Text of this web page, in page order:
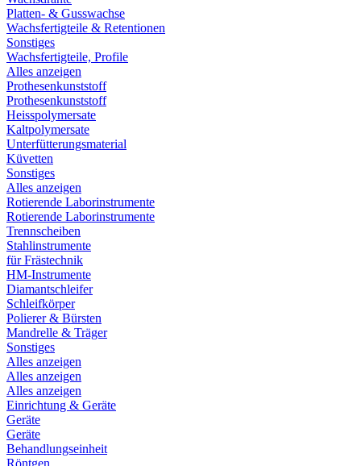
Platten- & Gusswachse
Wachsfertigteile & Retentionen
Sonstiges
Wachsfertigteile, Profile
Alles anzeigen
Prothesenkunststoff
Prothesenkunststoff
Heisspolymersate
Kaltpolymersate
Unterfütterungsmaterial
Küvetten
Sonstiges
Alles anzeigen
Rotierende Laborinstrumente
Rotierende Laborinstrumente
Trennscheiben
Stahlinstrumente
für Frästechnik
HM-Instrumente
Diamantschleifer
Schleifkörper
Polierer & Bürsten
Mandrelle & Träger
Sonstiges
Alles anzeigen
Alles anzeigen
Alles anzeigen
Einrichtung & Geräte
Geräte
Geräte
Behandlungseinheit
Röntgen